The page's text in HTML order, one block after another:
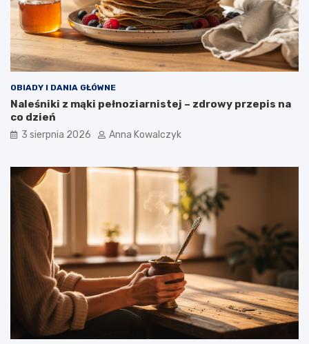
OBIADY I DANIA GŁÓWNE
Naleśniki z mąki pełnoziarnistej – zdrowy przepis na
co dzień
3 sierpnia 2026 Anna Kowalczyk